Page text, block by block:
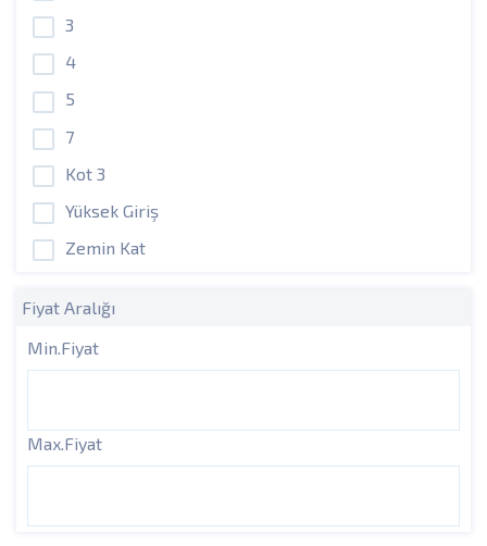
3
4
5
7
Kot 3
Yüksek Giriş
Zemin Kat
Fiyat Aralığı
Min.Fiyat
Max.Fiyat